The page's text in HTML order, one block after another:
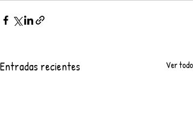
Entradas recientes Ver todo